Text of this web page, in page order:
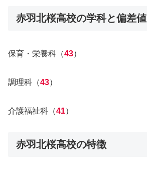
赤羽北桜高校の学科と偏差値
保育・栄養科（43）
調理科（43）
介護福祉科（41） ‍‍‍‍‍‍‍‍‍‍‍‍‍‍‍‍‍‍‍‍‍‍‍‍‍‍‍‍‍‍‍‍‍‍‍‍‍‍‍‍‍‍‍‍‍‍‍‍‍‍‍‍‍‍‍‍‍‍‍‍‍‍‍‍‍‍‍‍‍‍‍‍‍‍‍‍‍‍‍‍‍‍‍‍‍‍‍‍‍‍‍‍‍‍‍‍‍‍‍‍‍‍‍‍‍‍‍‍‍‍‍‍‍‍‍‍‍‍‍‍‍‍‍‍‍‍‍‍‍‍‍‍‍‍‍‍‍‍‍‍‍‍‍‍‍‍‍‍‍‍‍‍‍‍‍‍‍‍‍‍‍‍‍‍‍‍‍‍‍‍‍‍‍‍‍‍‍‍‍‍‍‍‍‍‍‍‍‍‍‍‍‍‍‍‍‍‍‍‍‍‍‍‍‍‍‍‍‍‍‍‍‍‍‍‍‍‍‍‍‍‍‍‍‍‍‍‍‍‍‍‍‍‍‍‍‍‍‍‍‍‍‍‍‍‍‍‍‍‍‍‍‍‍‍‍‍‍‍‍‍‍‍‍‍‍‍‍‍‍‍‍‍‍‍‍‍‍‍‍‍‍‍‍‍‍‍‍‍‍‍‍‍‍‍‍‍‍‍‍‍‍‍‍‍‍‍‍‍‍‍‍‍‍‍‍‍‍‍‍‍‍‍‍‍‍‍‍‍‍‍‍‍‍‍‍‍‍‍‍‍‍‍‍‍‍‍‍‍‍‍‍‍‍‍‍‍‍‍‍‍‍‍‍‍‍‍‍‍‍‍‍‍‍‍‍‍‍‍‍‍‍‍‍‍‍‍‍‍‍‍‍‍‍‍‍‍‍‍‍‍‍‍‍‍‍‍‍‍‍‍‍‍‍‍‍‍‍‍‍‍‍‍‍‍‍‍‍‍‍‍‍‍‍‍‍‍‍‍‍‍‍‍‍‍‍‍‍‍‍‍‍‍‍‍‍‍‍‍‍‍‍‍‍‍‍‍‍‍‍‍‍‍‍‍‍‍‍‍‍‍‍‍‍‍‍‍‍‍‍‍‍‍‍‍‍‍‍‍‍‍‍‍‍‍‍‍‍‍‍‍‍‍‍‍‍‍‍‍‍‍‍‍‍‍‍‍‍‍‍‍‍‍‍‍‍‍‍‍‍‍‍‍‍‍‍‍‍‍‍‍‍‍‍‍‍‍‍‍‍‍‍‍‍‍‍‍‍‍‍‍‍‍‍‍‍‍‍‍‍‍‍‍‍‍‍‍‍‍‍‍‍‍‍‍‍‍‍‍‍‍‍‍‍‍‍‍‍‍‍‍‍‍‍‍‍‍‍‍‍‍‍‍‍‍‍‍‍‍‍‍‍‍‍‍‍‍‍‍‍‍‍‍‍‍‍‍‍‍‍‍‍‍‍‍‍‍‍‍‍‍‍‍‍‍‍‍‍‍‍‍‍‍‍‍‍‍‍‍‍‍‍‍‍‍‍‍‍‍‍‍‍‍‍‍‍‍‍‍‍‍‍‍‍‍‍‍‍‍‍‍‍‍‍‍‍‍‍‍‍‍‍‍‍‍‍‍‍‍‍‍‍‍‍‍‍‍‍‍‍‍‍‍‍‍‍‍‍‍‍‍‍‍‍‍‍‍‍‍‍‍‍‍‍‍‍‍‍‍‍‍‍‍‍‍‍‍‍‍‍‍‍‍‍‍‍‍‍‍‍‍‍‍‍‍‍‍‍‍
赤羽北桜高校の特徴